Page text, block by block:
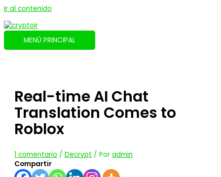
Ir al contenido
MENÚ PRINCIPAL
Real-time AI Chat
Translation Comes to
Roblox
1 comentario /Decrypt / Poradmin
Compartir